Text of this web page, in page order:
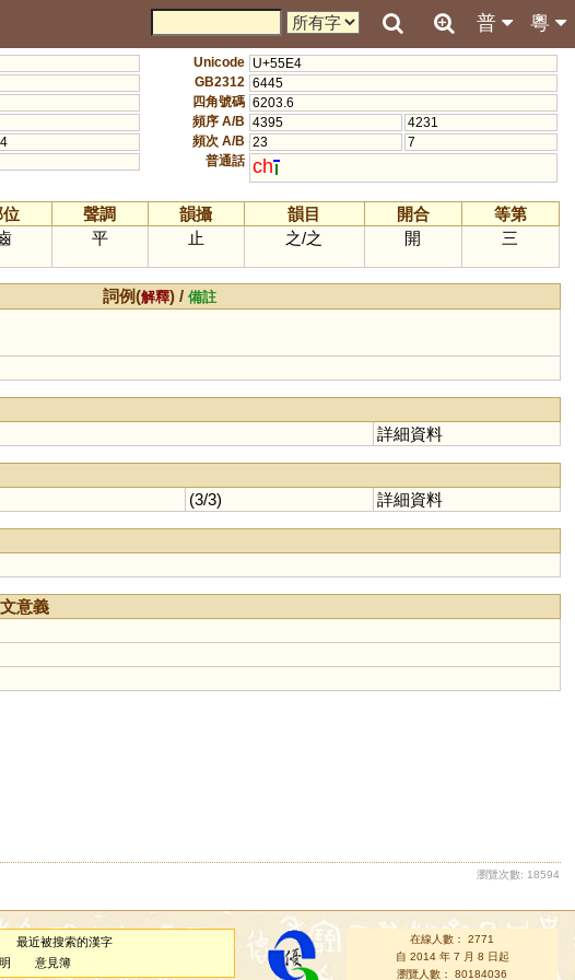
粵
普
Unicode U+55E4
GB2312 6445
四角號碼 6203.6
頻序 A/B 4395
4231
頻次 A/B 23
7
普通話 ch
位 聲調 韻攝 韻目 開合
等第
平 止 之/之 開 三
詞例(解釋) /備註
詳細資料
(3/3) 詳細資料
意義
瀏覽次數: 18594
最近被搜索的漢字
意見簿
在線人數： 2771
自 2014 年 7 月 8 日起
瀏覽人數： 80184036